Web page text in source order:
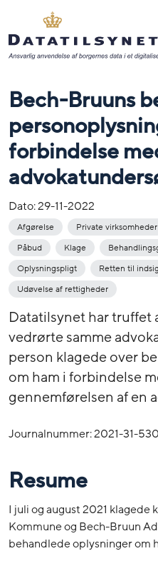
Bech-Bruuns
forbindelse
Dato:29-11-2022
Afgørelse Private virksomheder
Påbud
Klage
Oplysningspligt
Retten til
Udøvelse af rettigheder
Datatilsynet har truffet
vedrørte samme
person klagede over
om ham i forbindelse
gennemførelsen af en
Journalnummer: 2021-31-
Resume
I juli og august 2021 klagede
Kommune og Bech-Bruun
behandlede oplysninger om